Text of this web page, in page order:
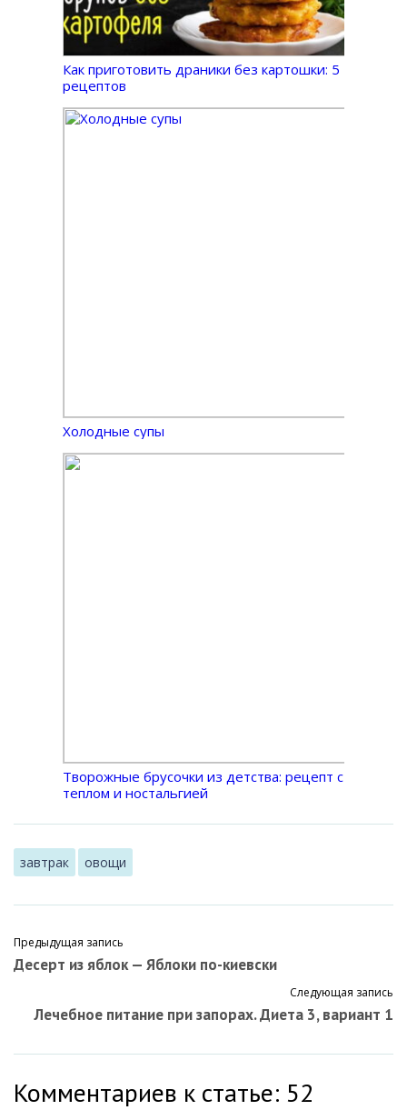
Как приготовить драники без картошки: 5
рецептов
Холодные супы
Творожные брусочки из детства: рецепт с
теплом и ностальгией
завтрак овощи
Предыдущая запись
Десерт из яблок — Яблоки по-киевски
Следующая запись
Лечебное питание при запорах. Диета 3, вариант 1
Комментариев к статье: 52